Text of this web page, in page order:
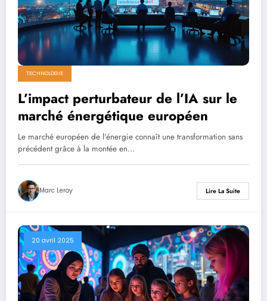
TECHNOLOGIE
L’impact perturbateur de l’IA sur le
marché énergétique européen
Le marché européen de l'énergie connaît une transformation sans
précédent grâce à la montée en…
Marc Leroy Lire La Suite
20 avril 2025